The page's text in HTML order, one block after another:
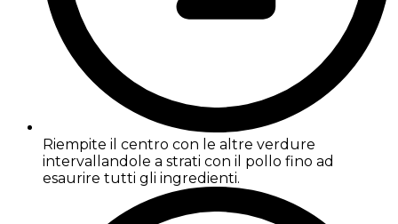
Riempite il centro con le altre verdure
intervallandole a strati con il pollo fino ad
esaurire tutti gli ingredienti.